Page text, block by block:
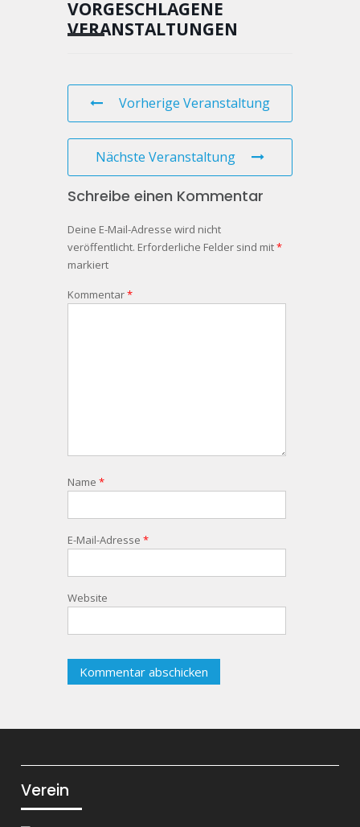
VORGESCHLAGENE
VERANSTALTUNGEN
Vorherige Veranstaltung
Nächste Veranstaltung
Schreibe einen Kommentar
Deine E-Mail-Adresse wird nicht
veröffentlicht. Erforderliche Felder sind mit*
markiert
Kommentar*
Name *
E-Mail-Adresse *
Website
Verein